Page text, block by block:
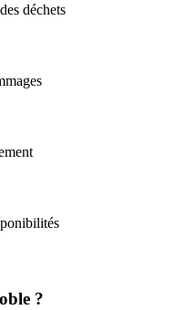
déchets
?